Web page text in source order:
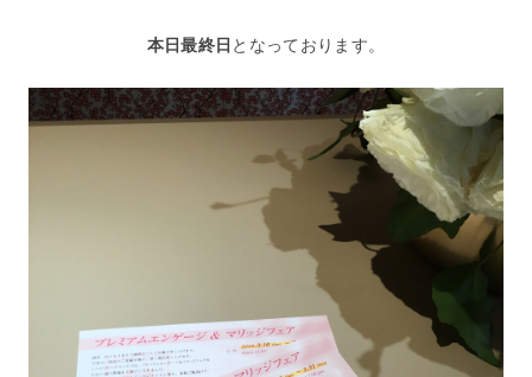
本日最終日 となっております。